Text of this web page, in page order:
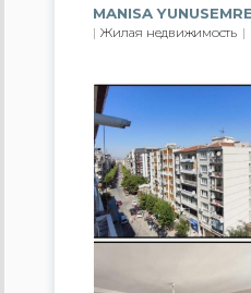
Подгруппы
Жилая недвижимость